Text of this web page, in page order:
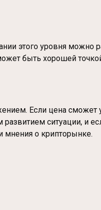
этого уровня можно
быть хорошей
Если цена
ситуации, и
мнения о крипторынке.